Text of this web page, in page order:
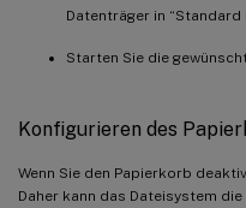
Datenträger in “Standard
Starten Sie die
Konfigurieren des
Wenn Sie den Papierkorb
Daher kann das Dateisystem